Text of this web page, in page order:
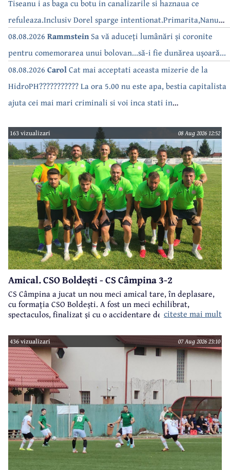
Tiseanu i as baga cu botu in canalizarile si haznaua ce
refuleaza.Inclusiv Dorel sparge intentionat.Primarita,Nanu
bea apa de la robinet.Asta as intreba o si pe Izabel Mitrea
08.08.2026 RammsteinSa vă aduceți lumânări și coronite
pentru comemorarea unui bolovan...să-i fie dunărea ușoară...
08.08.2026 CarolCat mai acceptati aceasta mizerie de la
HidroPH??????????? La ora 5.00 nu este apa, bestia capitalista
ajuta cei mai mari criminali si voi inca stati in
163 vizualizari 08 Aug 2026 12:52
Amical. CSO Boldești - CS Câmpina 3-2
CS Câmpina a jucat un nou meci amical tare, în deplasare,
cu formația CSO Boldești. A fost un meci echilibrat,
spectaculos, finalizat și cu o accidentare destul de gravă, la
citeste mai mult
436 vizualizari 07 Aug 2026 23:10